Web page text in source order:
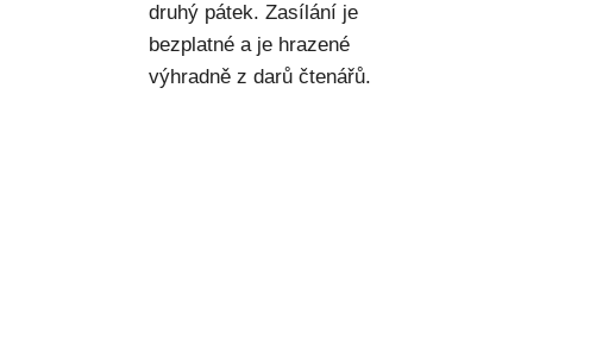
druhý pátek. Zasílání je
bezplatné a je hrazené
výhradně z darů čtenářů.